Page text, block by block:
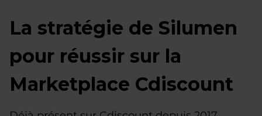
La stratégie de Silumen
pour réussir sur la
Marketplace Cdiscount